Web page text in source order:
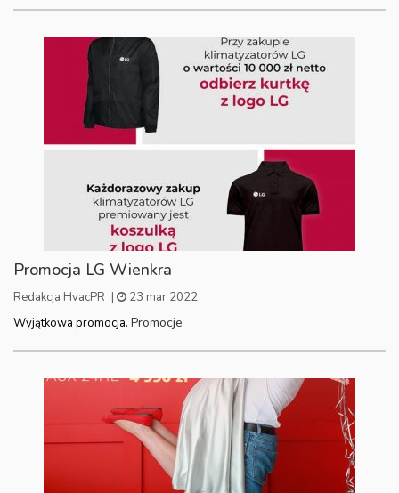
Promocja LG Wienkra
Redakcja HvacPR |
23 mar 2022
Wyjątkowa promocja. Promocje